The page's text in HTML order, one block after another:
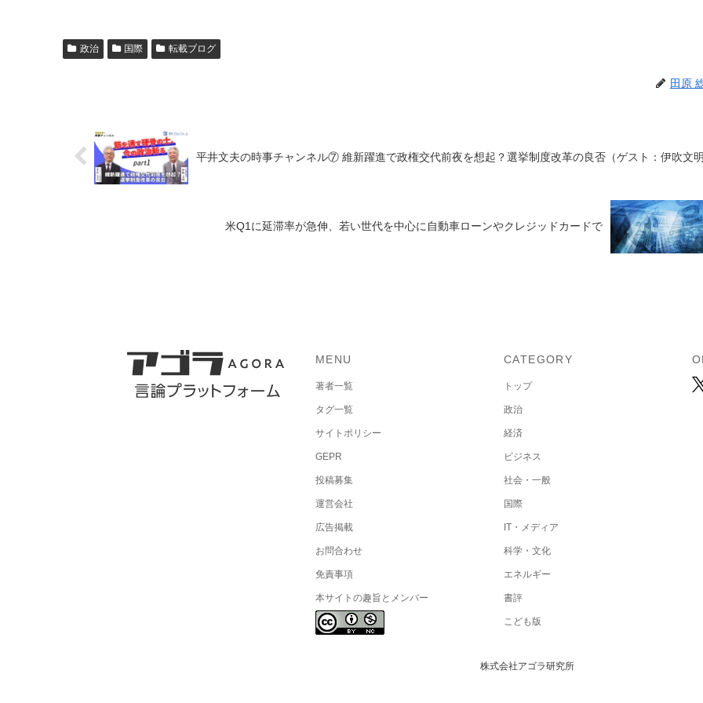
政治 国際 転載ブログ
田原
平井文夫の時事チャンネル⑦ 維新躍進で政権交代前夜を想起？選挙制度改革の良否（ゲスト：伊吹文
米Q1に延滞率が急伸、若い世代を中心に自動車ローンやクレジッドカードで
MENU
著者一覧
タグ一覧
サイトポリシー
GEPR
投稿募集
運営会社
広告掲載
お問合わせ
免責事項
本サイトの趣旨とメンバー
CATEGORY
トップ
政治
経済
ビジネス
社会・一般
国際
IT・メディア
科学・文化
エネルギー
書評
こども版
株式会社アゴラ研究所